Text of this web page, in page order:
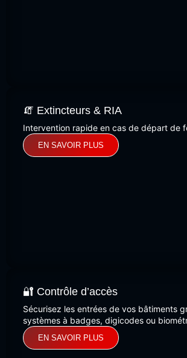
🧯 Extincteurs & RIA
Intervention rapide en cas de départ de
EN SAVOIR PLUS
🔐 Contrôle d’accès
Sécurisez les entrées de vos bâtiments
systèmes à badges, digicodes ou
EN SAVOIR PLUS